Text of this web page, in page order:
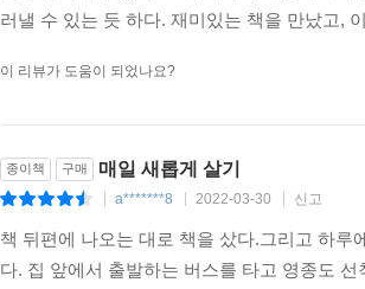
러낼 수 있는 듯 하다. 재미있는 책을 만났고,
이 리뷰가 도움이 되었나요?
종이책 구매 매일 새롭게 살기
a*******8 2022-03-30 신고
책 뒤편에 나오는 대로 책을 샀다.그리고 하
다. 집 앞에서 출발하는 버스를 타고 영종도